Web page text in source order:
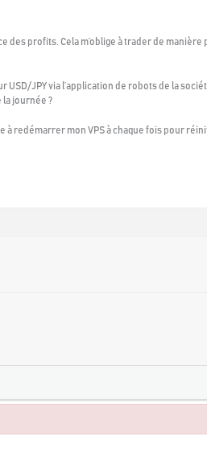
profits. Cela m’oblige à trader de manière
JPY via l’application de robots de la
la journée ?
à redémarrer mon VPS à chaque fois pour